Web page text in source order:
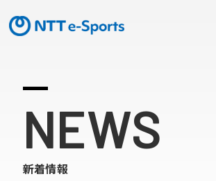
ミッション
ソリューション
ピックアップ
NEWS
新着情報